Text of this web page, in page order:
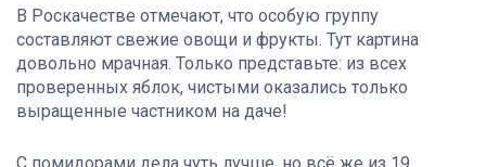
В Роскачестве отмечают, что особую группу
составляют свежие овощи и фрукты. Тут картина
довольно мрачная. Только представьте: из всех
проверенных яблок, чистыми оказались только
выращенные частником на даче!